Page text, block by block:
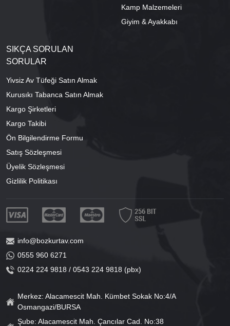
Kamp Malzemeleri
Giyim & Ayakkabı
SIKÇA SORULAN
SORULAR
Yivsiz Av Tüfeği Satın Almak
Kurusıkı Tabanca Satın Almak
Kargo Şirketleri
Kargo Takibi
Ön Bilgilendirme Formu
Satış Sözleşmesi
Üyelik Sözleşmesi
Gizlilik Politikası
info@bozkurtav.com
0555 960 6271
0224 224 9818 / 0543 224 9818 (pbx)
Merkez: Alacamescit Mah. Kümbet Sokak No:4/A
Osmangazi/BURSA
Şube: Alacamescit Mah. Çancılar Cad. No:38